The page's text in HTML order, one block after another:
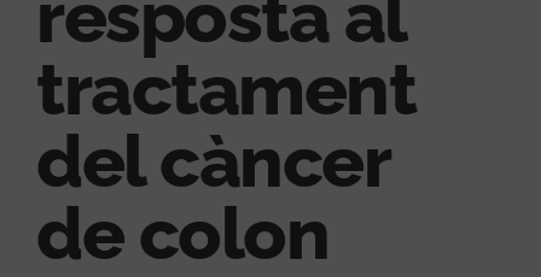
tractament
del càncer
de colon